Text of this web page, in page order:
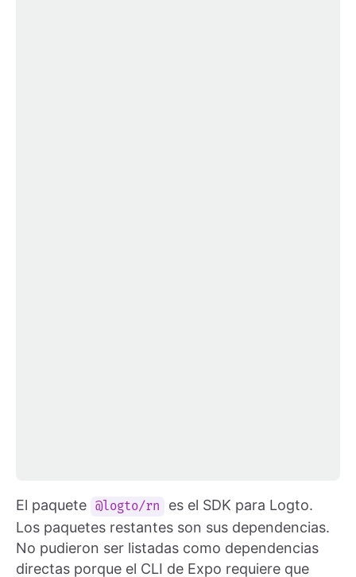
El paquete @logto/rn
es el SDK para Logto.
Los paquetes restantes son sus dependencias.
No pudieron ser listadas como dependencias
directas porque el CLI de Expo requiere que